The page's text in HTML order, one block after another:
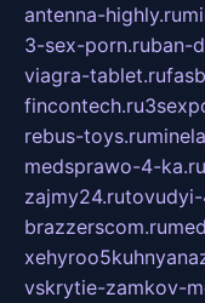
antenna-highly.ru
3-sex-porn.ruban-
viagra-tablet.ru
fincontech.ru
rebus-toys.ru
medsprawo-4-ka.ru
zajmy24.rutovudyi-
brazzerscom.ru
vskrytie-zamkov-